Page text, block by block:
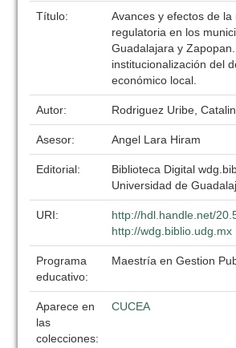
Título:
Avances y efectos de la
regulatoria en los
Guadalajara y
institucionalización del
económico local.
Autor: Rodriguez Uribe,
Asesor: Angel Lara Hiram
Editorial:
Biblioteca Digital
Universidad de
URI:
http://hdl.handle.net/
http://wdg.biblio.udg.mx
Programa
educativo:
Maestría en Gestion
Aparece en
las
colecciones:
CUCEA